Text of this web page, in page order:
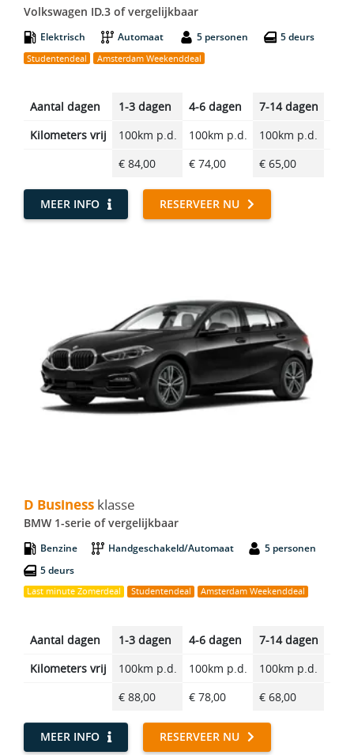
Volkswagen ID.3 of vergelijkbaar
Elektrisch Automaat 5 personen 5 deurs
Studentendeal Amsterdam Weekenddeal
Aantal dagen 1-3 dagen 4-6 dagen 7-14 dagen
Kilometers vrij
100km p.d. 100km p.d. 100km p.d.
€ 84,00
€ 74,00 € 65,00
MEER INFO RESERVEER NU
D Business klasse
BMW 1-serie of vergelijkbaar
Benzine Handgeschakeld/Automaat
5 personen
5 deurs
Last minute Zomerdeal Studentendeal Amsterdam Weekenddeal
Aantal dagen 1-3 dagen 4-6 dagen 7-14 dagen
Kilometers vrij
100km p.d. 100km p.d. 100km p.d.
€ 88,00
€ 78,00 € 68,00
MEER INFO RESERVEER NU